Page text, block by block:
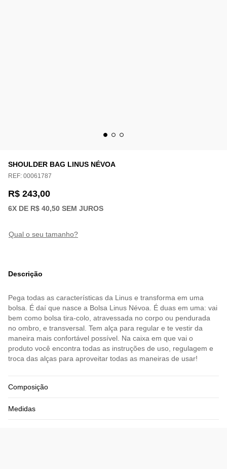
SHOULDER BAG LINUS NÉVOA
REF: 00061787
R$ 243,00
6X DE R$ 40,50 SEM JUROS
qual o seu tamanho?
Descrição
Pega todas as características da Linus e transforma em uma
bolsa. É daí que nasce a Bolsa Linus Névoa. É duas em uma: vai
bem como bolsa tira-colo, atravessada no corpo ou pendurada
no ombro, e transversal. Tem alça para regular e te vestir da
maneira mais confortável possível. Na caixa em que vai o
produto você encontra todas as instruções de uso, regulagem e
troca das alças para aproveitar todas as maneiras de usar!
Composição
Medidas